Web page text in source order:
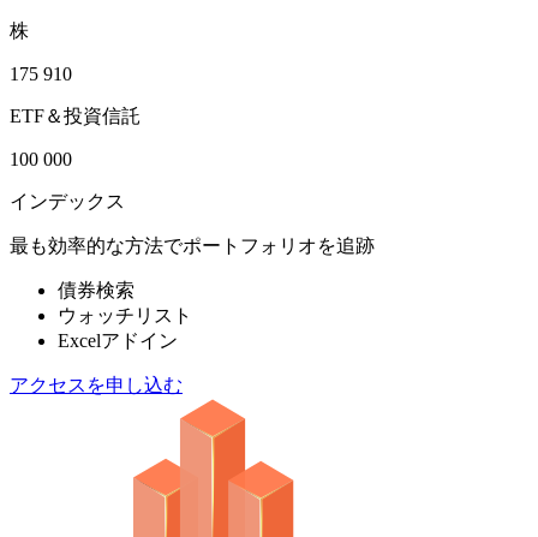
株
175 910
ETF＆投資信託
100 000
インデックス
最も効率的な方法でポートフォリオを追跡
債券検索
ウォッチリスト
Excelアドイン
アクセスを申し込む